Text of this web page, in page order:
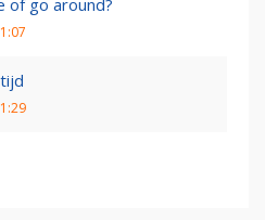
of go around?